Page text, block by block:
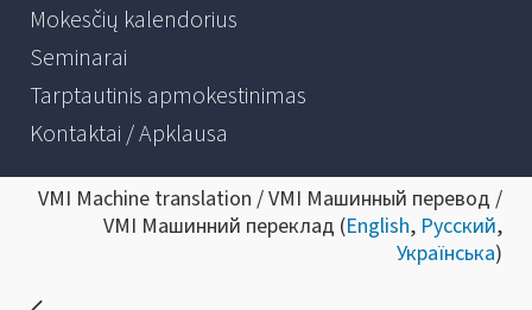
Mokesčių kalendorius
Seminarai
Tarptautinis apmokestinimas
Kontaktai / Apklausa
VMI Machine translation / VMI Машинный перевод /
VMI Машинний переклад (English, Русский,
Українська)